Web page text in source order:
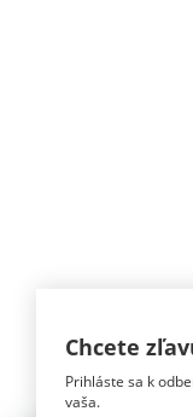
Chcete
Prihláste sa k
vaša.